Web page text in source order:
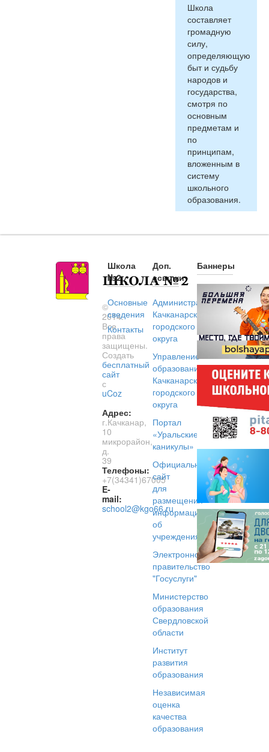
Школа
составляет
громадную
силу,
определяющую
быт и судьбу
народов и
государства,
смотря по
основным
предметам и
по
принципам,
вложенным в
систему
школьного
образования.
©
2014.
Все
права
защищены.
Создать
бесплатный
сайт
с
uCoz
Адрес:
г.Качканар,
10
микрорайон,
д.
39
Телефоны:
+7(34341)67005
E-
mail:
school2@kgo66.ru
Школа
№2
Основные
сведения
Контакты
Доп.
ссылки
Администрация
Качканарского
городского
округа
Управление
образованием
Качканарского
городского
округа
Портал
«Уральские
каникулы»
Официальный
сайт
для
размещения
информации
об
учреждениях
Электронное
правительство
"Госуслуги"
Министерство
образования
Свердловской
области
Институт
развития
образования
Независимая
оценка
качества
образования
Баннеры